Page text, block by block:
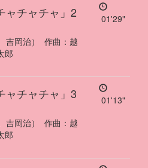
ャチャチャ」2
吉岡治） 作曲： 越
郎
01'29"
ャチャチャ」3
吉岡治） 作曲： 越
郎
01'13"